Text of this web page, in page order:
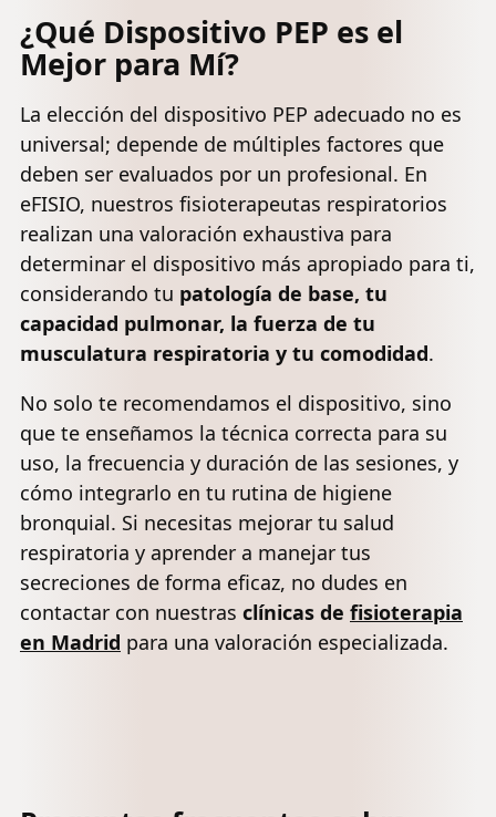
- Mascarilla
Facial de
Hidratación
Profunda
con
Colágeno -
34g x 4
Unidades
Ácido
Hialurónico,
Glicerina,
Centella
Asiática,
Pack de 4
y regulables.
Seguras:
>99,5%.
sellados
¿Qué Dispositivo PEP es el
Mejor para Mí?
La elección del dispositivo PEP adecuado no es
universal; depende de múltiples factores que
deben ser evaluados por un profesional. En
eFISIO, nuestros fisioterapeutas respiratorios
realizan una valoración exhaustiva para
determinar el dispositivo más apropiado para ti,
considerando tu patología de base, tu
capacidad pulmonar, la fuerza de tu
musculatura respiratoria y tu comodidad.
No solo te recomendamos el dispositivo, sino
que te enseñamos la técnica correcta para su
uso, la frecuencia y duración de las sesiones, y
cómo integrarlo en tu rutina de higiene
bronquial. Si necesitas mejorar tu salud
respiratoria y aprender a manejar tus
secreciones de forma eficaz, no dudes en
contactar con nuestras clínicas de fisioterapia
en Madrid para una valoración especializada.